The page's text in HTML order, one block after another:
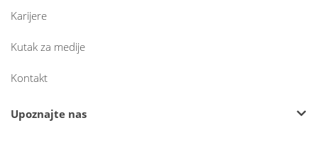
Karijere
Kutak za medije
Kontakt
Upoznajte nas